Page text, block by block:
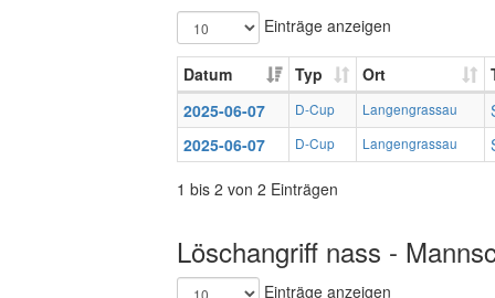
Einträge anzeigen
Datum Typ Ort
2025-06-07
D-Cup Langengrassau
2025-06-07
D-Cup Langengrassau
1 bis 2 von 2 Einträgen
Löschangriff nass -
Einträge anzeigen